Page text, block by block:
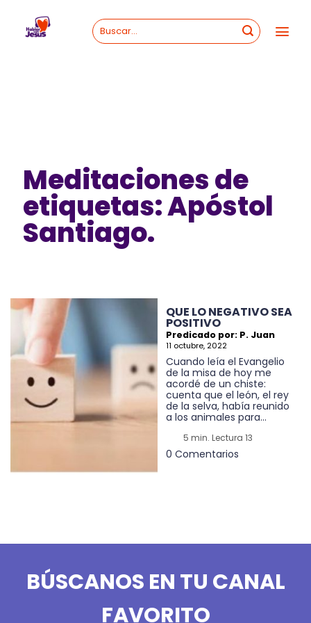
content
Meditaciones de
etiquetas: Apóstol
Santiago.
QUE LO NEGATIVO SEA
POSITIVO
Predicado por: P. Juan
11 octubre, 2022
Cuando leía el Evangelio
de la misa de hoy me
acordé de un chiste:
cuenta que el león, el rey
de la selva, había reunido
a los animales para...
5 min. Lectura 13
0 Comentarios
BÚSCANOS EN TU CANAL
FAVORITO